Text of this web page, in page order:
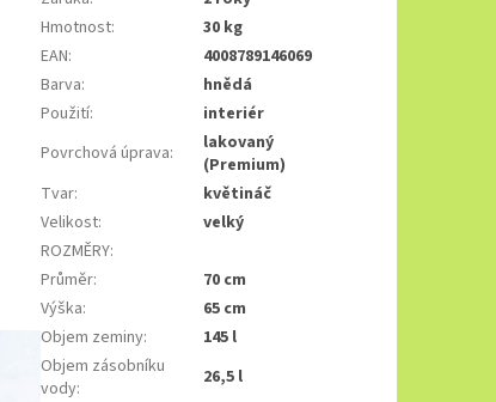
Hmotnost:
30 kg
EAN:
4008789146069
Barva:
hnědá
Použití:
interiér
Povrchová úprava:
lakovaný
(Premium)
Tvar:
květináč
Velikost:
velký
ROZMĚRY:
Průměr:
70 cm
Výška:
65 cm
Objem zeminy:
145 l
Objem zásobníku
vody:
26,5 l